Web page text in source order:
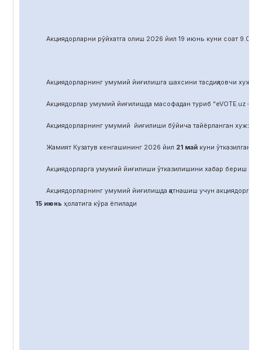
Акциядорларни рўйхатга олиш 2026 йил 19 июнь куни соат 9.00
Акциядорларнинг умумий йиғилишга шахсини тасдиқловчи
Акциядорлар умумий йиғилишда масофадан туриб “eVOTE.uz –
Акциядорларнинг умумий йиғилиши бўйича тайёрланган
Жамият Кузатув кенгашининг 2026 йил 21 майкуни ўтказилган
Акциядорларга умумий йиғилиши ўтказилишини хабар бериш
Акциядорларнинг умумий йиғилишда қатнашиш учун акциядорлар
15 июнь ҳолатига кўра ёпилади